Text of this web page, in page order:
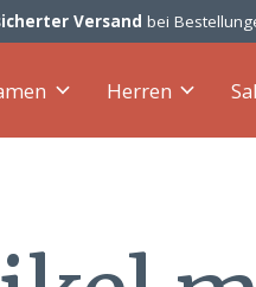
Versand bei
Herren